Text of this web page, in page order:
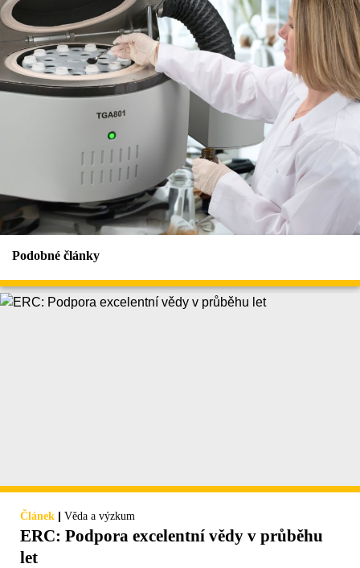
Podobné články
Článek | Věda a výzkum
ERC: Podpora excelentní vědy v průběhu
let